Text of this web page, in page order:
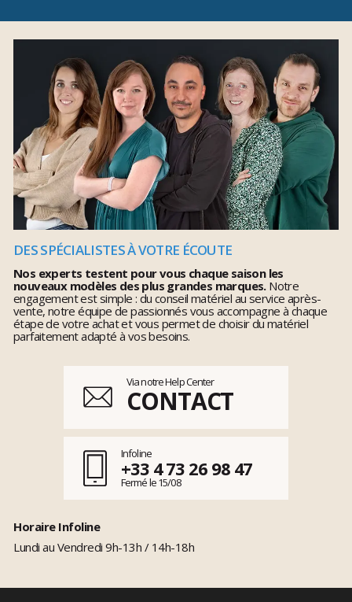
DES SPÉCIALISTES À VOTRE ÉCOUTE
Nos experts testent pour vous chaque saison les
nouveaux modèles des plus grandes marques.Notre
engagement est simple : du conseil matériel au service après-
vente, notre équipe de passionnés vous accompagne à chaque
étape de votre achat et vous permet de choisir du matériel
parfaitement adapté à vos besoins.
Via notre Help Center
CONTACT
Infoline
+33 4 73 26 98 47
Fermé le 15/08
Horaire Infoline
Lundi au Vendredi 9h-13h / 14h-18h